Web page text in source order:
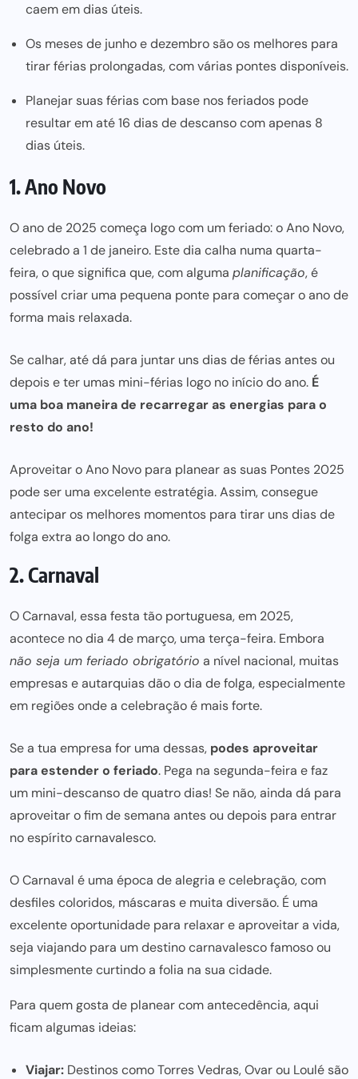
caem em dias úteis.
Os meses de junho e dezembro são os melhores para
tirar férias prolongadas, com várias pontes disponíveis.
Planejar suas férias com base nos feriados pode
resultar em até 16 dias de descanso com apenas 8
dias úteis.
1. Ano Novo
O ano de 2025 começa logo com um feriado: o Ano Novo,
celebrado a 1 de janeiro. Este dia calha numa quarta-
feira, o que significa que, com alguma planificação, é
possível criar uma pequena ponte para começar o ano de
forma mais relaxada.
Se calhar, até dá para juntar uns dias de férias antes ou
depois e ter umas mini-férias logo no início do ano. É
uma boa maneira de recarregar as energias parao
resto do ano!
Aproveitar o Ano Novo para planear as suas Pontes 2025
pode ser uma excelente estratégia. Assim, consegue
antecipar os melhores momentos para tirar uns dias de
folga extra ao longo do ano.
2. Carnaval
O Carnaval, essa festa tão portuguesa, em 2025,
acontece no dia 4 de março, uma terça-feira. Embora
não seja um feriado obrigatório a nível nacional, muitas
empresas e autarquias dão o dia de folga, especialmente
em regiões onde a celebração é mais forte.
Se a tua empresa for uma dessas, podes aproveitar
para estender o feriado. Pega na segunda-feira e faz
um mini-descanso de quatro dias! Se não, ainda dá para
aproveitar o fim de semana antes ou depois para entrar
no espírito carnavalesco.
O Carnaval é uma época de alegria e celebração, com
desfiles coloridos, máscaras e muita diversão. É uma
excelente oportunidade para relaxar e aproveitar a vida,
seja viajando para um destino carnavalesco famoso ou
simplesmente curtindo a folia na sua cidade.
Para quem gosta de planear com antecedência, aqui
ficam algumas ideias:
Viajar: Destinos como Torres Vedras, Ovar ou Loulé são